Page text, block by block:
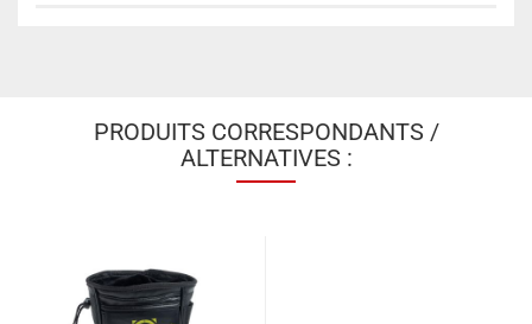
PRODUITS CORRESPONDANTS /
ALTERNATIVES :